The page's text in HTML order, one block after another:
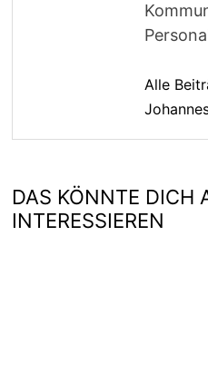
Alle
DAS KÖNNTE DICH
INTERESSIEREN